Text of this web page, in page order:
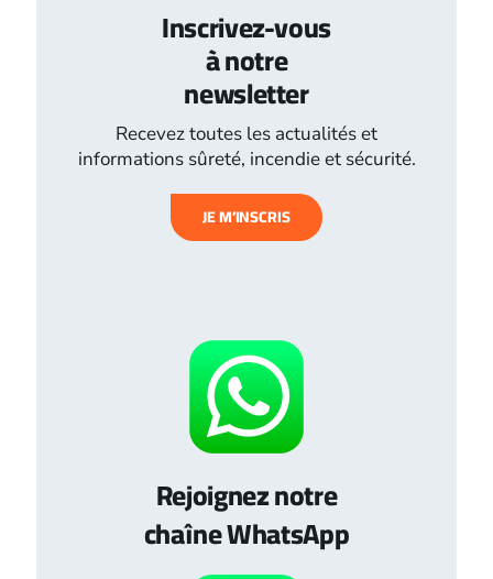
Inscrivez-vous
à notre
newsletter
Recevez toutes les actualités et
informations sûreté, incendie et sécurité.
JE M’INSCRIS
Rejoignez notre
chaîne WhatsApp